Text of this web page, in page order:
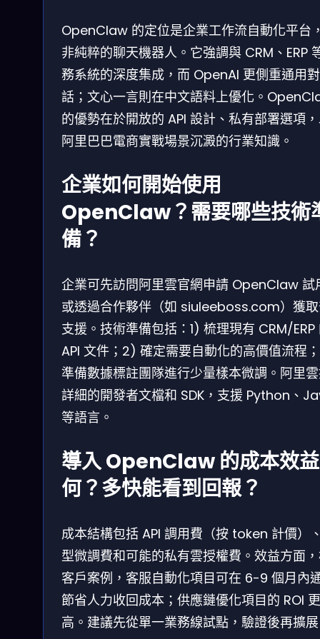
OpenClaw 的定位是企業工作流自動化平台
非純粹的聊天機器人。它強調與 CRM、ERP
務系統的深度集成，而 OpenAI 更側重通用對
話；文心一言則在中文語料上優化。
的優勢在於開放的 API 設計、私有部署選項
阿里巴巴電商實戰場景沉澱的行業知識。
企業如何開始使用
OpenClaw？需要哪些技術
備？
企業可先訪問阿里雲官網申請 OpenClaw 試
或透過合作夥伴（如 siuleeboss.com）獲
支援。技術準備包括：1) 梳理現有 CRM/ERP
API 文件；2) 確定需要自動化的高價值流程
準備數據標註團隊進行少量樣本微調。阿里
詳細的開發者文檔和 SDK，支援 Python、
等語言。
導入 OpenClaw 的成本效
何？多快能看到回報？
成本結構包括 API 調用費（按 token 計價）
型微調費和可能的私有雲授權費。效益方面
客戶案例，客服自動化項目可在 6-9 個月內
節省人力收回成本；供應鏈優化項目的 ROI 更
高。建議先從單一業務線試點，驗證後再擴